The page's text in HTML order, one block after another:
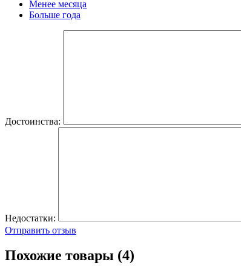
Менее месяца
Больше года
Достоинства:
Недостатки:
Отправить отзыв
Похожие товары (4)